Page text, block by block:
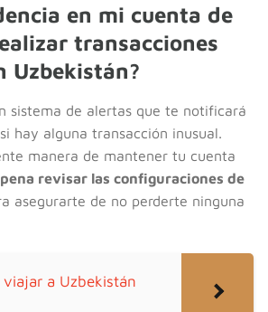
en mi cuenta de
transacciones
Uzbekistán?
sistema de alertas que te notificará
hay alguna transacción inusual.
manera de mantener tu cuenta
revisar las configuraciones de
asegurarte de no perderte ninguna
viajar a Uzbekistán